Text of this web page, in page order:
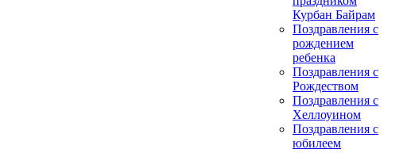
Курбан Байрам
Поздравления с
рождением
ребенка
Поздравления с
Рождеством
Поздравления с
Хеллоуином
Поздравления с
юбилеем